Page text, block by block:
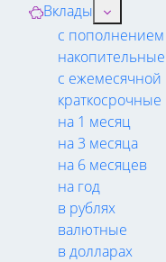
Вклады
с пополнением
накопительные
с
краткосрочные
на 1 месяц
на 3 месяца
на 6 месяцев
на год
в рублях
валютные
в долларах